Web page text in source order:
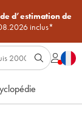
d’estimation de
inclus*